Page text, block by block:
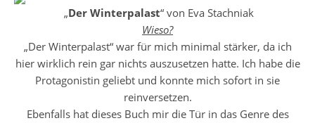
„Der Winterpalast“ von Eva Stachniak
Wieso?
„Der Winterpalast“ war für mich minimal stärker, da ich
hier wirklich rein gar nichts auszusetzen hatte. Ich habe die
Protagonistin geliebt und konnte mich sofort in sie
reinversetzen.
Ebenfalls hat dieses Buch mir die Tür in das Genre des